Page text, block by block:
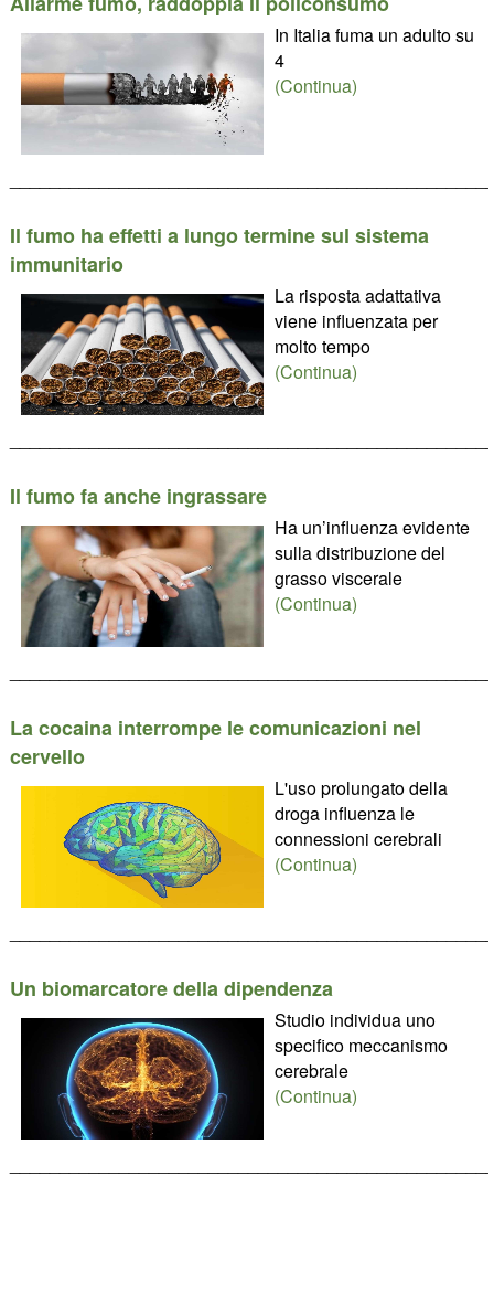
In Italia fuma un adulto su
4
(Continua)
Il fumo ha effetti a lungo termine sul sistema
immunitario
La risposta adattativa
viene influenzata per
molto tempo
(Continua)
Il fumo fa anche ingrassare
Ha un’influenza evidente
sulla distribuzione del
grasso viscerale
(Continua)
La cocaina interrompe le comunicazioni nel
cervello
L'uso prolungato della
droga influenza le
connessioni cerebrali
(Continua)
Un biomarcatore della dipendenza
Studio individua uno
specifico meccanismo
cerebrale
(Continua)